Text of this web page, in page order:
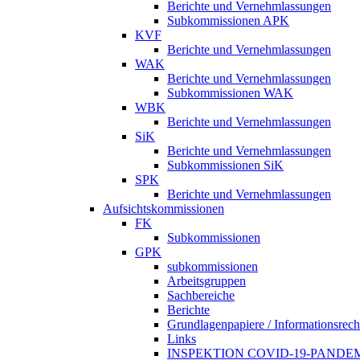
Berichte und Vernehmlassungen
Subkommissionen APK
KVF
Berichte und Vernehmlassungen
WAK
Berichte und Vernehmlassungen
Subkommissionen WAK
WBK
Berichte und Vernehmlassungen
SiK
Berichte und Vernehmlassungen
Subkommissionen SiK
SPK
Berichte und Vernehmlassungen
Aufsichtskommissionen
FK
Subkommissionen
GPK
subkommissionen
Arbeitsgruppen
Sachbereiche
Berichte
Grundlagenpapiere /
Links
INSPEKTION COVID-19-